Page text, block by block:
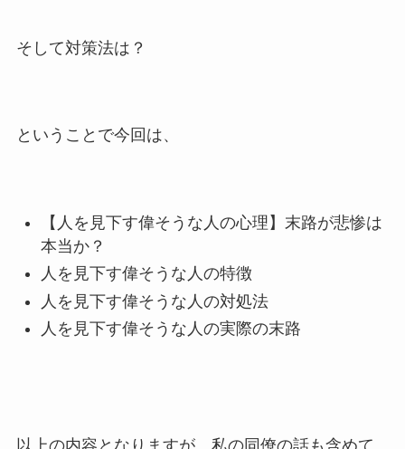
そして対策法は？
ということで今回は、
【人を見下す偉そうな人の心理】末路が悲惨は
本当か？
人を見下す偉そうな人の特徴
人を見下す偉そうな人の対処法
人を見下す偉そうな人の実際の末路
以上の内容となりますが、私の同僚の話も含めて